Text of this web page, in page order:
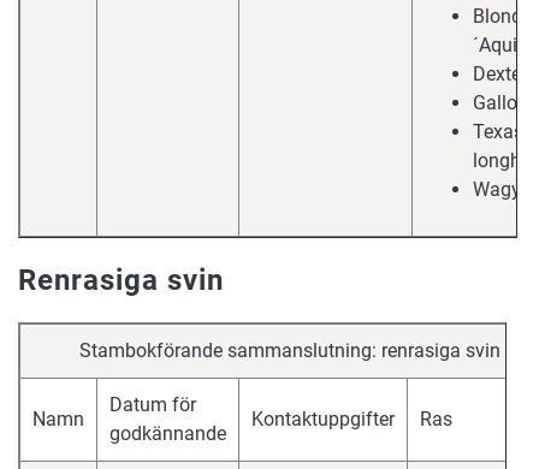
Blonde
Dexter
Texas
Wagyu
Renrasiga svin
Stambokförande sammanslutning: renrasiga svin
Namn
Datum för
godkännande
Kontaktuppgifter Ras